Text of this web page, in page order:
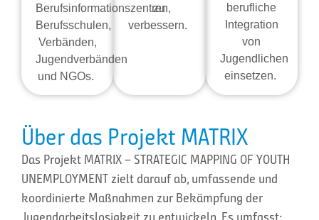
Berufsinformationszentren,
Berufsschulen,
Verbänden,
Jugendverbänden
und NGOs.
zu
verbessern.
berufliche
Integration
von
Jugendlichen
einsetzen.
Über das Projekt MATRIX
Das Projekt MATRIX – STRATEGIC MAPPING OF YOUTH
UNEMPLOYMENT zielt darauf ab, umfassende und
koordinierte Maßnahmen zur Bekämpfung der